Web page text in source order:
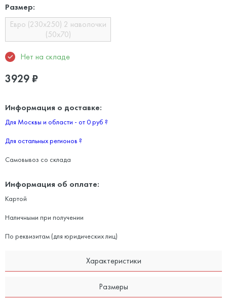
Размер:
Евро (230х250) 2 наволочки
(50х70)
Нет на складе
3929₽
Информация о доставке:
Для Москвы и области - от 0 руб ?
Для остальных регионов ?
Самовывоз со склада
Информация об оплате:
Картой
Наличными при получении
По реквизитам (для юридических лиц)
Характеристики
Размеры